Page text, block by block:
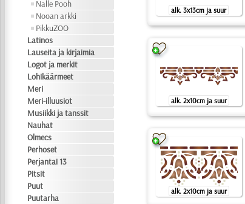
Nalle Pooh
Nooan arkki
PikkuZOO
Latinos
Lauseita ja kirjaimia
Logot ja merkit
Lohikäärmeet
Meri
Meri-illuusiot
Musiikki ja tanssit
Nauhat
Olmecs
Perhoset
Perjantai 13
Pitsit
Puut
Puutarha
alk. 3x13cm ja suur
alk. 2x10cm ja suur
alk. 2x10cm ja suur